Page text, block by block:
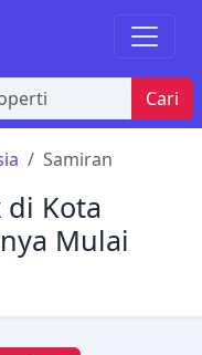
Cari
Samiran
di Kota
Mulai